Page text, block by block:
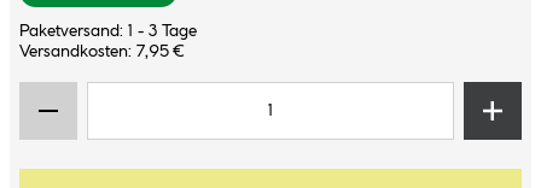
Paketversand: 1 - 3 Tage
Versandkosten: 7,95 €